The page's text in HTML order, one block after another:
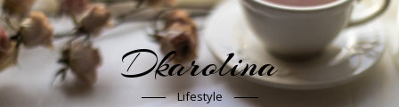
Dkarolina
Lifestyle